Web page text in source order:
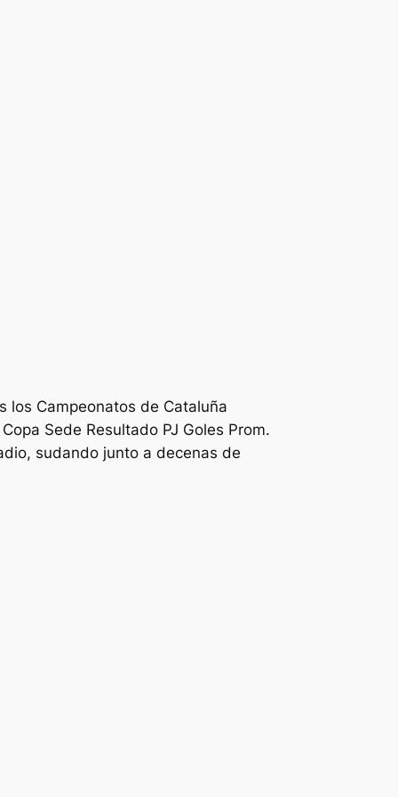
los Campeonatos de Cataluña
Sede Resultado PJ Goles Prom.
sudando junto a decenas de